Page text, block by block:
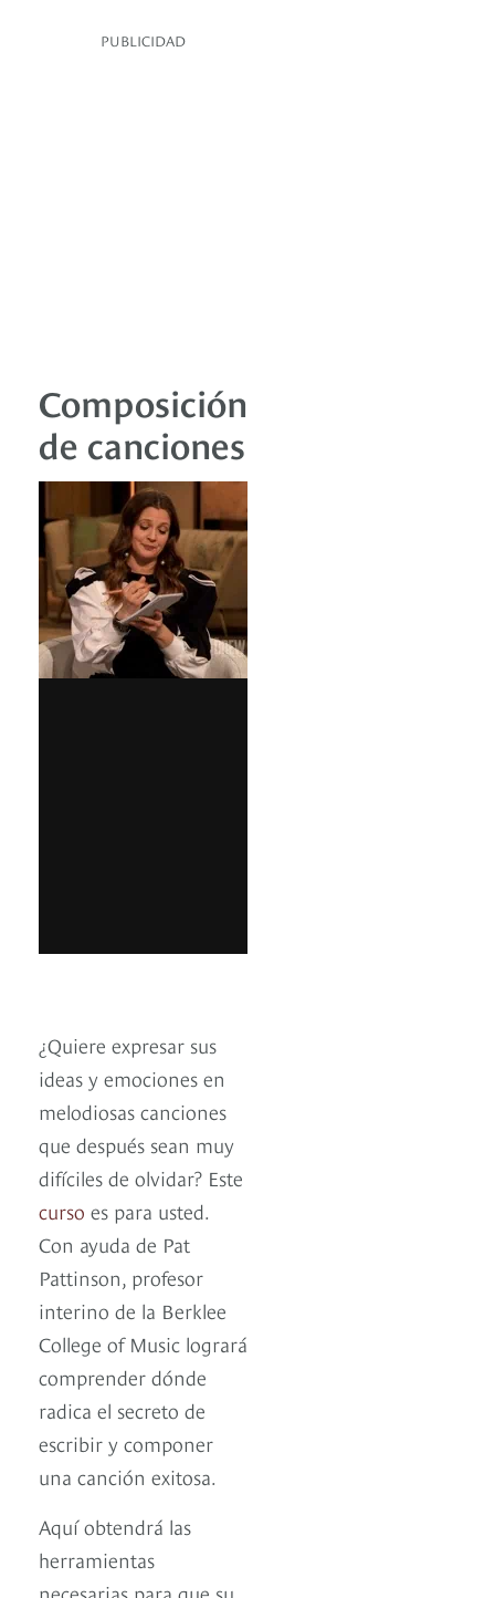
PUBLICIDAD
Composición
de canciones
¿Quiere expresar sus
ideas y emociones en
melodiosas canciones
que después sean muy
difíciles de olvidar? Este
curso es para usted.
Con ayuda de Pat
Pattinson, profesor
interino de la Berklee
College of Music logrará
comprender dónde
radica el secreto de
escribir y componer
una canción exitosa.
Aquí obtendrá las
herramientas
necesarias para que su